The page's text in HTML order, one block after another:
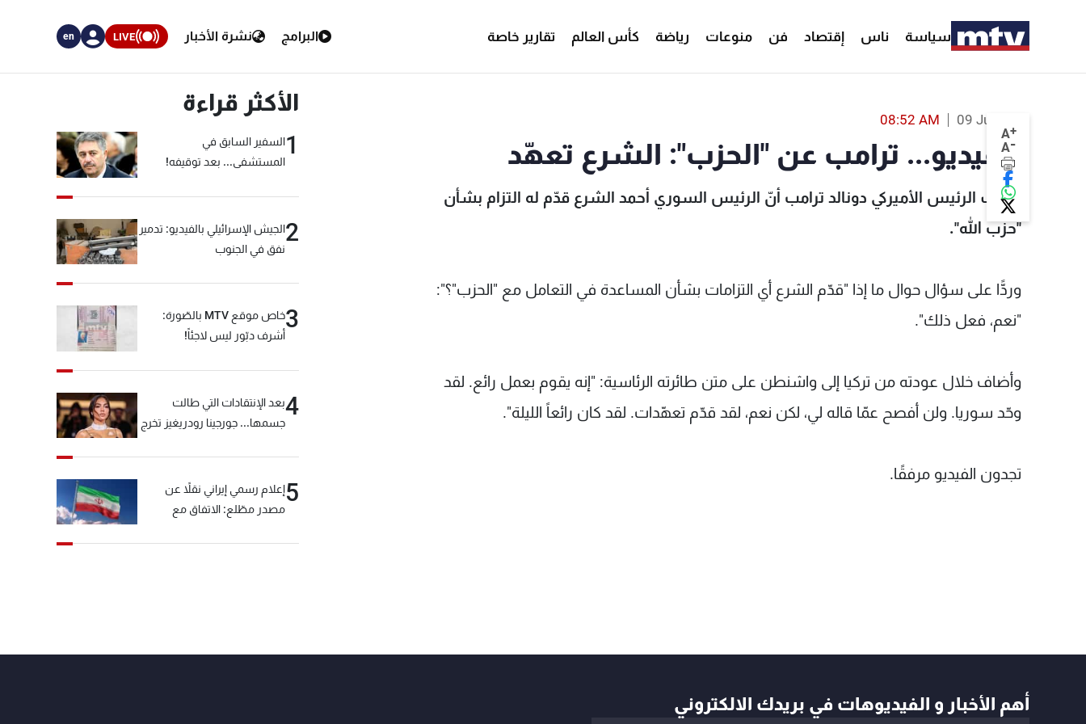
سياسة ناس إقتصاد فن منوعات رياضة كأس العالم تقارير خاصة البرامج نشرة الأخبار LIVE
en
A+
A-
09 Jul 2026
08:52 AM
بالفيديو... ترامب عن "الحزب": الشرع تعهّد
كشف الرئيس الأميركي دونالد ترامب أنّ الرئيس السوري أحمد الشرع قدّم له التزام بشأن
"حزب الله".
وردًّا على سؤال حوال ما إذا "قدّم الشرع أي التزامات بشأن المساعدة في التعامل مع "الحزب"؟":
"نعم، فعل ذلك".
وأضاف خلال عودته من تركيا إلى واشنطن على متن طائرته الرئاسية: "إنه يقوم بعمل رائع. لقد
وحّد سوريا. ولن أفصح عمّا قاله لي، لكن نعم، لقد قدّم تعهّدات. لقد كان رائعاً الليلة".
تجدون الفيديو مرفقًا.
الأكثر قراءة
1السفير السابق في
المستشفى... بعد توقيفه!
2الجيش الإسرائيلي بالفيديو: تدمير
نفق في الجنوب
3
خاص موقع MTV بالصّورة:
أشرف دبّور ليس لاجئاً!
4بعد الإنتقادات التي طالت
جسمها... جورجينا رودريغيز تخرج
5إعلام رسمي إيراني نقلاً عن
مصدر مطّلع: الاتفاق مع
أهم الأخبار و الفيديوهات في بريدك الالكتروني